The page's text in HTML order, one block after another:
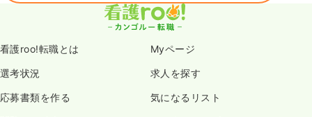
看護roo!転職とは Myページ
選考状況 求人を探す
応募書類を作る 気になるリスト